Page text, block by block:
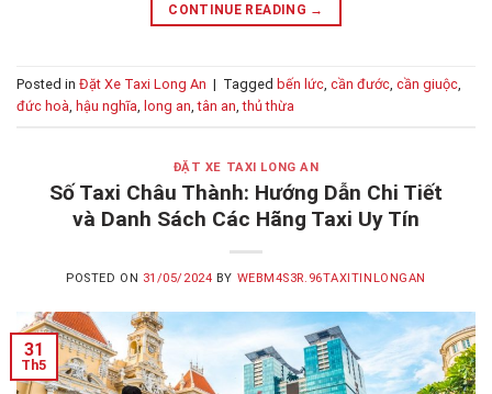
CONTINUE READING →
Posted in Đặt Xe Taxi Long An | Tagged bến lức, cần đước, cần giuộc,
đức hoà, hậu nghĩa, long an,tân an,thủ thừa
ĐẶT XE TAXI LONG AN
Số Taxi Châu Thành: Hướng Dẫn Chi Tiết
và Danh Sách Các Hãng Taxi Uy Tín
POSTED ON 31/05/2024 BY WEBM4S3R.96TAXITINLONGAN
31
Th5